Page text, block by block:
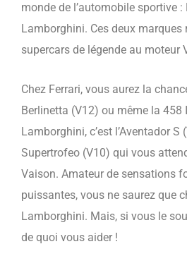
monde de l’automobile sportive :
Lamborghini. Ces deux marques
supercars de légende au moteur
Chez Ferrari, vous aurez la
Berlinetta (V12) ou même la 458
Lamborghini, c’est l’Aventador S
Supertrofeo (V10) qui vous
Vaison. Amateur de sensations
puissantes, vous ne saurez que
Lamborghini. Mais, si vous le
de quoi vous aider !